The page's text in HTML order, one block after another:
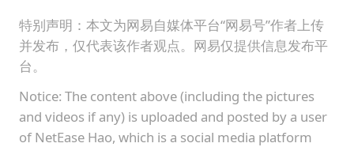
特别声明：本文为网易自媒体平台“网易号”作者上传
并发布，仅代表该作者观点。网易仅提供信息发布平
台。
Notice: The content above (including the pictures
and videos if any) is uploaded and posted by a user
of NetEase Hao, which is a social media platform